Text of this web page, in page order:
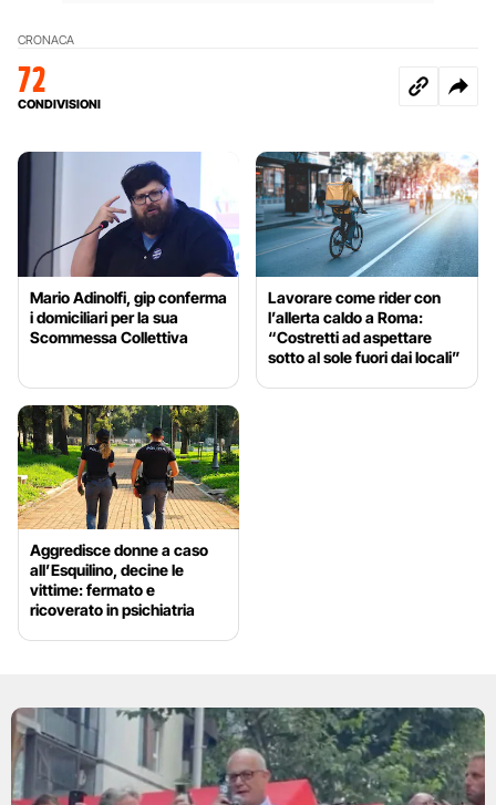
CRONACA
72
CONDIVISIONI
Mario Adinolfi, gip conferma
i domiciliari per la sua
Scommessa Collettiva
Lavorare come rider con
l’allerta caldo a Roma:
“Costretti ad aspettare
sotto al sole fuori dai locali”
Aggredisce donne a caso
all’Esquilino, decine le
vittime: fermato e
ricoverato in psichiatria